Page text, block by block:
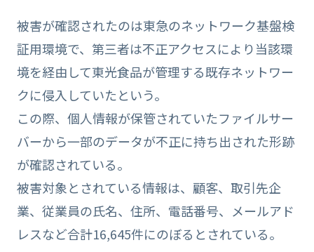
被害が確認されたのは東急のネットワーク基盤検
証用環境で、第三者は不正アクセスにより当該環
境を経由して東光食品が管理する既存ネットワー
クに侵入していたという。
この際、個人情報が保管されていたファイルサー
バーから一部のデータが不正に持ち出された形跡
が確認されている。
被害対象とされている情報は、顧客、取引先企
業、従業員の氏名、住所、電話番号、メールアド
レスなど合計16,645件にのぼるとされている。